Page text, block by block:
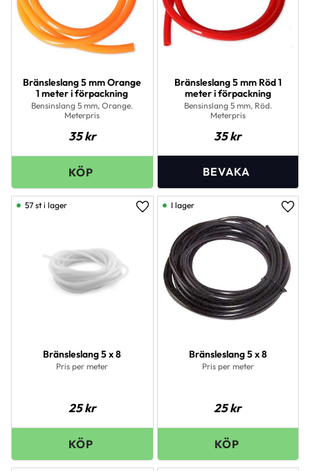
Bränsleslang 5 mm Orange
1 meter i förpackning
Bensinslang 5 mm, Orange.
Meterpris
35kr
Bränsleslang 5 mm Röd 1
meter i förpackning
Bensinslang 5 mm, Röd.
Meterpris
35kr
Bränsleslang 5 x 8
Pris per meter
25kr
Lägg till i favoriter
57 st i lager
Bränsleslang 5 x 8
Pris per meter
25kr
I lager